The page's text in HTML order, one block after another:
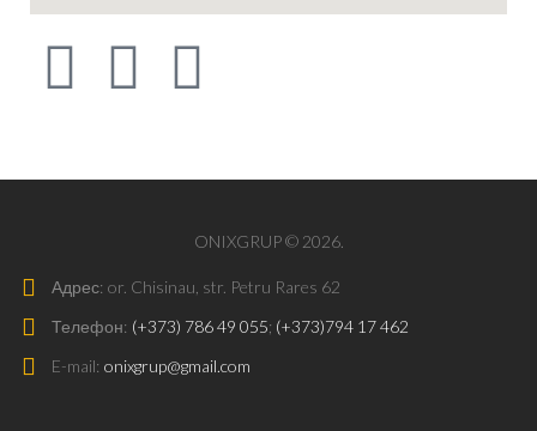
ONIXGRUP © 2026.
Адрес: or. Chisinau, str. Petru Rares 62
Телефон: (+373) 786 49 055; (+373)794 17 462
E-mail: onixgrup@gmail.com